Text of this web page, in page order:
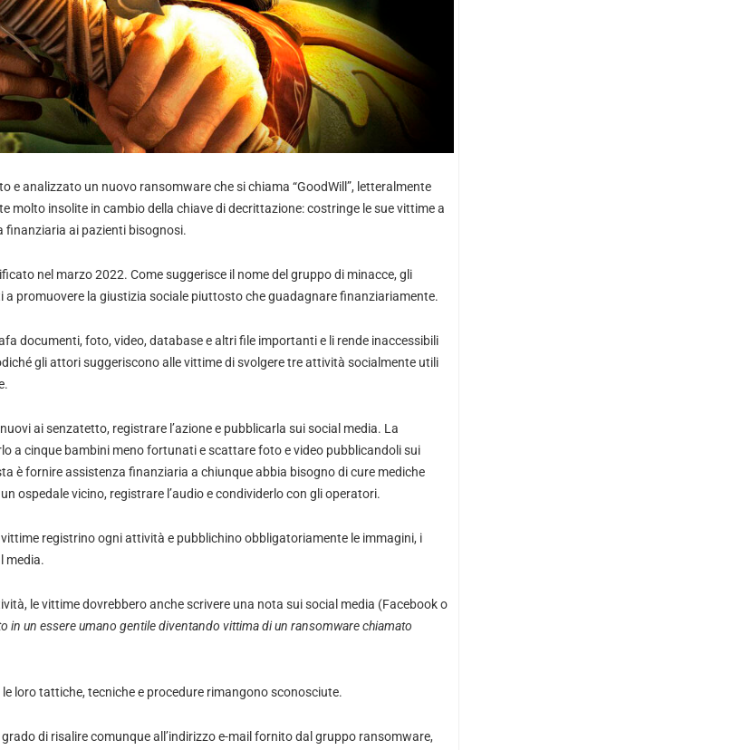
e analizzato un nuovo ransomware che si chiama “GoodWill”, letteralmente
molto insolite in cambio della chiave di decrittazione: costringe le sue vittime a
finanziaria ai pazienti bisognosi.
nel marzo 2022. Come suggerisce il nome del gruppo di minacce, gli
promuovere la giustizia sociale piuttosto che guadagnare finanziariamente.
documenti, foto, video, database e altri file importanti e li rende inaccessibili
gli attori suggeriscono alle vittime di svolgere tre attività socialmente utili
ai senzatetto, registrare l’azione e pubblicarla sui social media. La
a cinque bambini meno fortunati e scattare foto e video pubblicandoli sui
è fornire assistenza finanziaria a chiunque abbia bisogno di cure mediche
ospedale vicino, registrare l’audio e condividerlo con gli operatori.
registrino ogni attività e pubblichino obbligatoriamente le immagini, i
media.
le vittime dovrebbero anche scrivere una nota sui social media (Facebook o
in un essere umano gentile diventando vittima di un ransomware chiamato
loro tattiche, tecniche e procedure rimangono sconosciute.
di risalire comunque all’indirizzo e-mail fornito dal gruppo ransomware,